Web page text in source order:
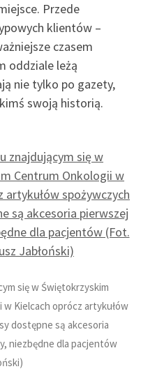
Przede
klientów –
czasem
oddziale leżą
nie tylko po gazety,
swoją historią.
się w Świętokrzyskim
Kielcach oprócz artykułów
dostępne są akcesoria
niezbędne dla pacjentów